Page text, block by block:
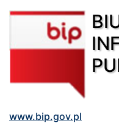
www.bip.gov.pl